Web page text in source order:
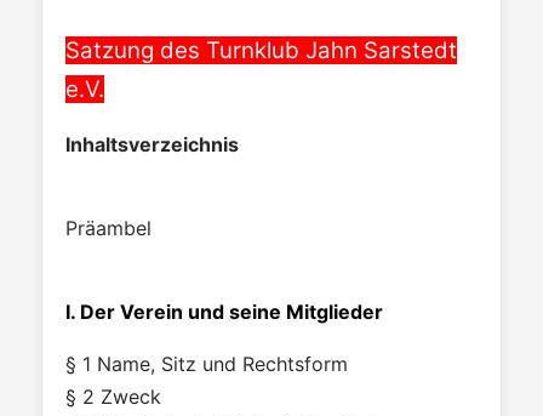
Satzung des Turnklub Jahn Sarstedt
e.V.
Inhaltsverzeichnis
Präambel
I. Der Verein und seine Mitglieder
§ 1 Name, Sitz und Rechtsform
§ 2 Zweck